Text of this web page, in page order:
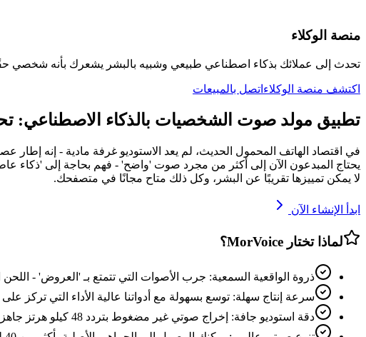
منصة الوكلاء
تحدث إلى عملائك بذكاء اصطناعي طبيعي وشبيه بالبشر يشعرك بأنه شخصي
اكتشف منصة الوكلاء اتصل بالمبيعات
تطبيق مولد صوت الشخصيات بالذكاء الاصطناعي:
في اقتصاد الهاتف المحمول الحديث، لم يعد الاستوديو غرفة مادية - إنه
لا يمكن تمييزها تقريبًا عن البشر، وكل ذلك متاح مجانًا في متصفحك.
ابدأ الإنشاء الآن
لماذا تختار MorVoice؟
ذروة الواقعية السمعية: جرب الأصوات التي تتمتع بـ 'العروض' -
سرعة إنتاج سهلة: توسع بسهولة مع أدواتنا عالية الأداء التي تركز
دقة استوديو جافة: إخراج صوتي غير مضغوط بتردد 48 كيلو هرتز جاهز لأي قناة إعلامية احترافية.